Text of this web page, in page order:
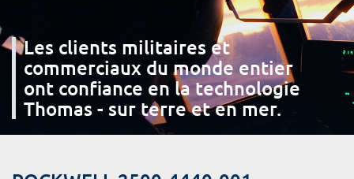
Les clients militaires et
commerciaux du monde entier
ont confiance en la technologie
Thomas - sur terre et en mer.